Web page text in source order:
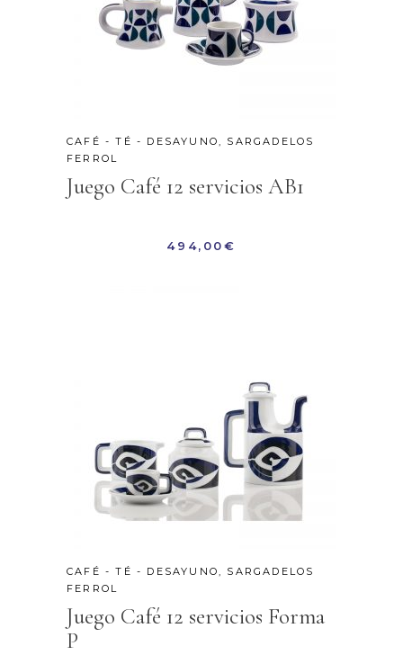
CAFÉ - TÉ - DESAYUNO, SARGADELOS
FERROL
Juego Café 12 servicios AB1
494,00€
CAFÉ - TÉ - DESAYUNO, SARGADELOS
FERROL
Juego Café 12 servicios Forma
P